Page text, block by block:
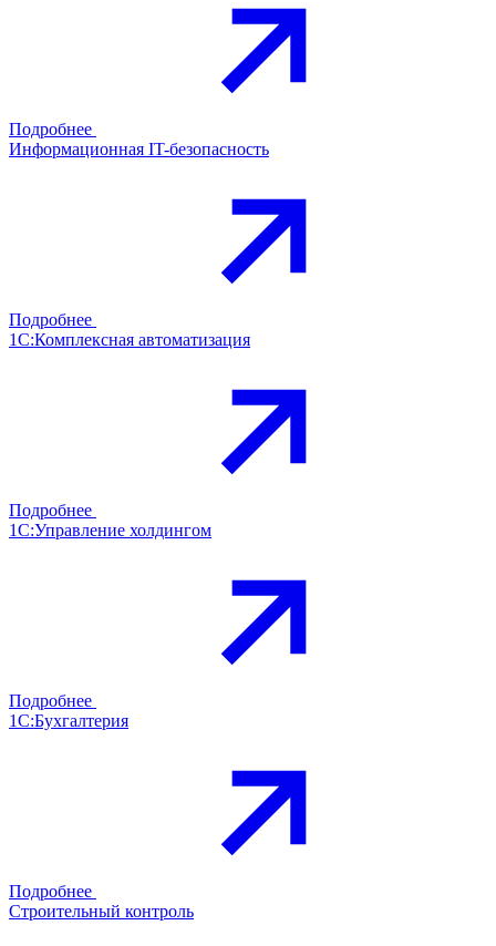
Подробнее
Информационная IT-безопасность
Подробнее
1С:Комплексная автоматизация
Подробнее
1С:Управление холдингом
Подробнее
1С:Бухгалтерия
Подробнее
Строительный контроль